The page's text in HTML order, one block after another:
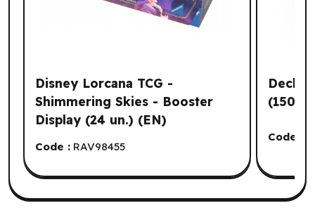
Disney Lorcana TCG -
Shimmering Skies - Booster
Display (24 un.) (EN)
Code : RAV98455
Deck
Code :